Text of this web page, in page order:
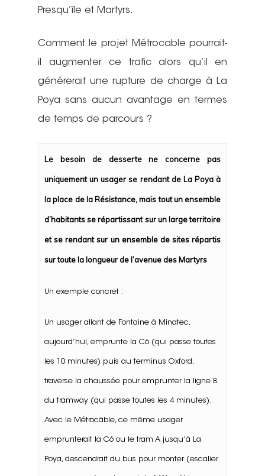
Presqu’île et Martyrs.
Comment le projet Métrocable pourrait-
il augmenter ce trafic alors qu’il en
générerait une rupture de charge à La
Poya sans aucun avantage en termes
de temps de parcours ?
Le besoin de desserte ne concerne pas
uniquement un usager se rendant de La Poya à
la place de la Résistance, mais tout un ensemble
d’habitants se répartissant sur un large territoire
et se rendant sur un ensemble de sites répartis
sur toute la longueur de l’avenue des Martyrs
Un exemple concret :
Un usager allant de Fontaine à Minatec,
aujourd’hui, emprunte la C6 (qui passe toutes
les 10 minutes) puis au terminus Oxford,
traverse la chaussée pour emprunter la ligne B
du tramway (qui passe toutes les 4 minutes).
Avec le Métrocâble, ce même usager
emprunterait la C6 ou le tram A jusqu’à La
Poya, descendrait du bus pour monter (escalier